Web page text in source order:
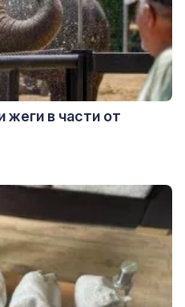
жеги в части от